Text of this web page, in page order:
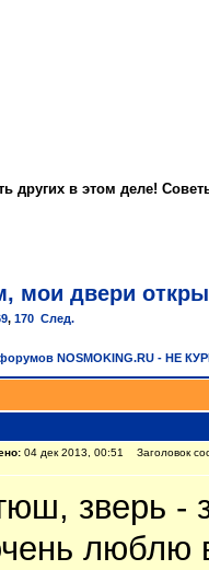
других в этом деле!
мои двери
, 170 След.
NOSMOKING.RU - НЕ
04 дек 2013, 00:51 Заголовок
зверь -
люблю